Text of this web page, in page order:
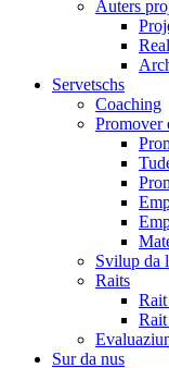
Auters
Servetschs
Coaching
Promover
Svilup da
Raits
Rait
Sur da nus